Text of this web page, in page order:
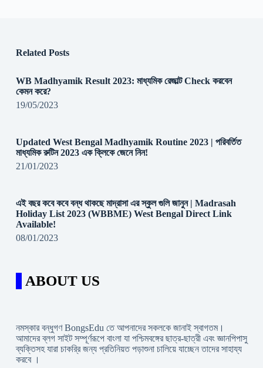
Related Posts
WB Madhyamik Result 2023: মাধ্যমিক রেজাল্ট Check করবেন
কেমন করে?
19/05/2023
Updated West Bengal Madhyamik Routine 2023 | পরিবর্তিত
মাধ্যমিক রুটিন 2023 এক ক্লিকে জেনে নিন!
21/01/2023
এই বছর কবে কবে বন্ধ থাকছে মাদ্রাসা এর স্কুল গুলি জানুন | Madrasah
Holiday List 2023 (WBBME) West Bengal Direct Link
Available!
08/01/2023
ABOUT US
নমস্কার বন্ধুগণ BongsEdu তে আপনাদের সকলকে জানাই স্বাগতম।
আমাদের ব্লগ সাইট সম্পূর্ণরূপে বাংলা যা পশ্চিমবঙ্গের ছাত্র-ছাত্রী এবং জ্ঞানপিপাসু
ব্যক্তিসহ যারা চাকরি্র জন্য প্রতিনিয়ত পড়াশুনা চালিয়ে যাচ্ছেন তাদের সাহায্য
করবে ।